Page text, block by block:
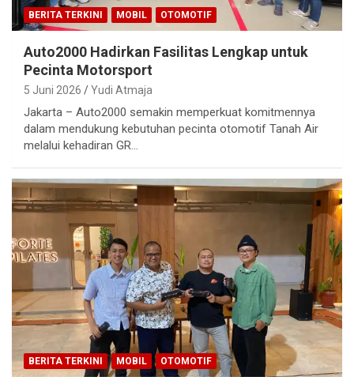
BERITA TERKINI MOBIL OTOMOTIF
Auto2000 Hadirkan Fasilitas Lengkap untuk
Pecinta Motorsport
5 Juni 2026 Yudi Atmaja
Jakarta – Auto2000 semakin memperkuat komitmennya
dalam mendukung kebutuhan pecinta otomotif Tanah Air
melalui kehadiran GR…
BERITA TERKINI MOBIL OTOMOTIF